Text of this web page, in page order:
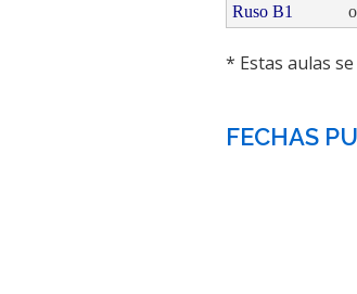
Ruso B1
* Estas aulas
FECHAS